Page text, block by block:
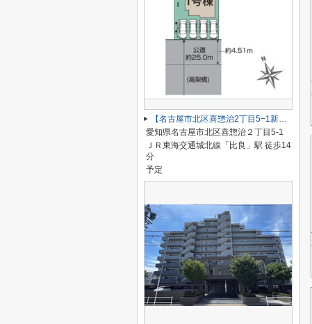
【名古屋市北区喜惣治2丁目5−1新築戸建】仲介手数料無料！楠西小学校・楠中学校
愛知県名古屋市北区喜惣治２丁目5-1
ＪＲ東海交通城北線「比良」駅 徒歩14
分
予定